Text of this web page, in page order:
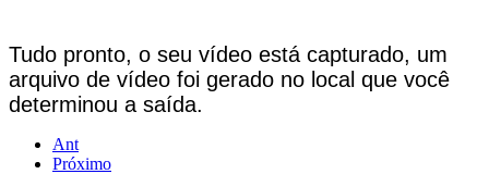
Tudo pronto, o seu vídeo está capturado, um
arquivo de vídeo foi gerado no local que você
determinou a saída.
Ant
Próximo